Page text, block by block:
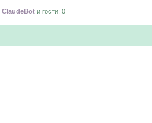
ClaudeBot и гости: 0